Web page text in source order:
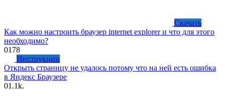
Скачать
Как можно настроить браузер internet explorer и что для этого
необходимо?
0178
Инструкции
Открыть страницу не удалось потому что на ней есть ошибка
в Яндекс Браузере
01.1k.